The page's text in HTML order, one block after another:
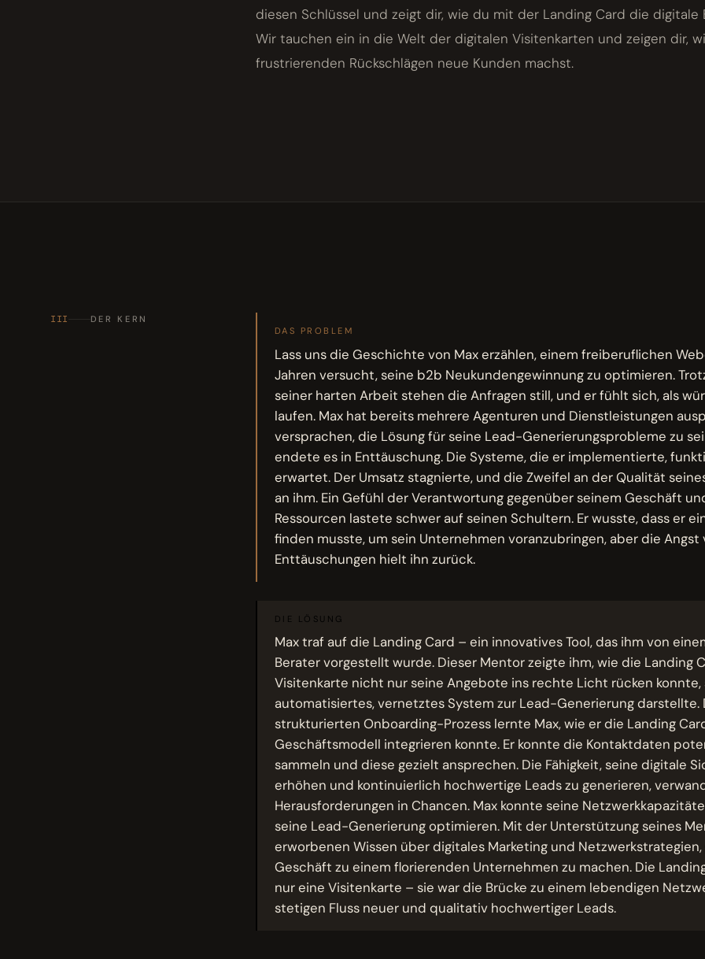
diesen Schlüssel und zeigt dir, wie du mit der Landing Card die
Wir tauchen ein in die Welt der digitalen Visitenkarten und zeigen dir,
frustrierenden Rückschlägen neue Kunden machst.
III
DER KERN
DAS PROBLEM
Lass uns die Geschichte von Max erzählen, einem freiberuflichen
Jahren versucht, seine b2b Neukundengewinnung zu optimieren.
seiner harten Arbeit stehen die Anfragen still, und er fühlt sich, als
laufen. Max hat bereits mehrere Agenturen und Dienstleistungen
versprachen, die Lösung für seine Lead-Generierungsprobleme zu
endete es in Enttäuschung. Die Systeme, die er implementierte,
erwartet. Der Umsatz stagnierte, und die Zweifel an der Qualität
an ihm. Ein Gefühl der Verantwortung gegenüber seinem Geschäft
Ressourcen lastete schwer auf seinen Schultern. Er wusste, dass er
finden musste, um sein Unternehmen voranzubringen, aber die
Enttäuschungen hielt ihn zurück.
DIE LÖSUNG
Max traf auf die Landing Card – ein innovatives Tool, das ihm von
Berater vorgestellt wurde. Dieser Mentor zeigte ihm, wie die Landing
Visitenkarte nicht nur seine Angebote ins rechte Licht rücken konnte,
automatisiertes, vernetztes System zur Lead-Generierung darstellte.
strukturierten Onboarding-Prozess lernte Max, wie er die Landing
Geschäftsmodell integrieren konnte. Er konnte die Kontaktdaten
sammeln und diese gezielt ansprechen. Die Fähigkeit, seine digitale
erhöhen und kontinuierlich hochwertige Leads zu generieren,
Herausforderungen in Chancen. Max konnte seine
seine Lead-Generierung optimieren. Mit der Unterstützung seines
erworbenen Wissen über digitales Marketing und Netzwerkstrategien,
Geschäft zu einem florierenden Unternehmen zu machen. Die
nur eine Visitenkarte – sie war die Brücke zu einem lebendigen
stetigen Fluss neuer und qualitativ hochwertiger Leads.